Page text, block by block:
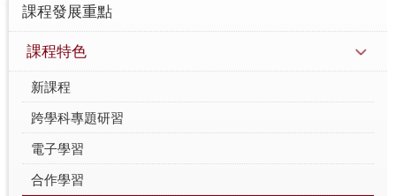
課程發展重點
課程特色
新課程
跨學科專題研習
電子學習
合作學習